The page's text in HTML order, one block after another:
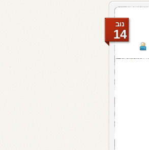
נוב
14